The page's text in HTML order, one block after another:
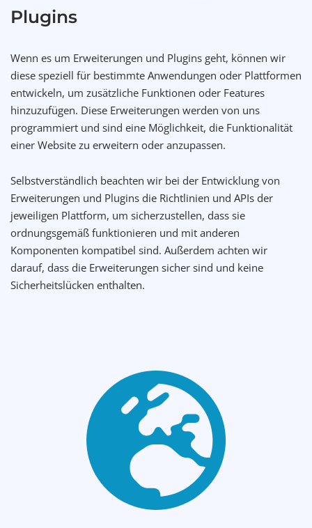
Plugins
Wenn es um Erweiterungen und Plugins geht, können wir
diese speziell für bestimmte Anwendungen oder Plattformen
entwickeln, um zusätzliche Funktionen oder Features
hinzuzufügen. Diese Erweiterungen werden von uns
programmiert und sind eine Möglichkeit, die Funktionalität
einer Website zu erweitern oder anzupassen.
Selbstverständlich beachten wir bei der Entwicklung von
Erweiterungen und Plugins die Richtlinien und APIs der
jeweiligen Plattform, um sicherzustellen, dass sie
ordnungsgemäß funktionieren und mit anderen
Komponenten kompatibel sind. Außerdem achten wir
darauf, dass die Erweiterungen sicher sind und keine
Sicherheitslücken enthalten.